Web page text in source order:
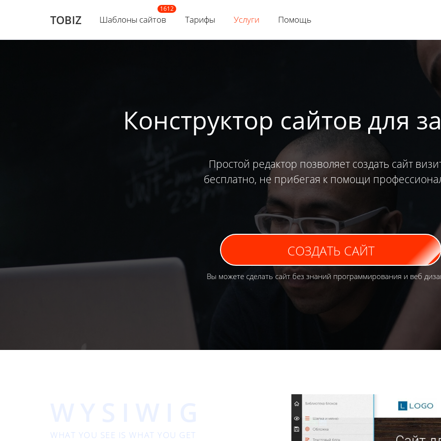
TOBIZ Шаблоны сайтов Тарифы Услуги Помощь
Конструктор сайтов для
Простой редактор позволяет создать сайт
бесплатно, не прибегая к помощи
СОЗДАТЬ САЙТ
Вы можете сделать сайт без знаний программирования и веб
WHAT YOU SEE IS WHAT YOU GET